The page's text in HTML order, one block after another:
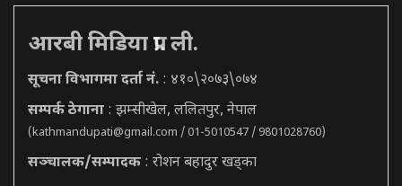
आरबी मिडिया प्रा. ली.
सूचना विभागमा दर्ता नं. : ४१०\२०७३\०७४
सम्पर्क ठेगाना : झम्सीखेल, ललितपुर, नेपाल
(kathmandupati@gmail.com / 01-5010547 / 9801028760)
सञ्चालक/सम्पादक : रोशन बहादुर खड्का